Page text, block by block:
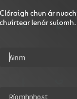
daoine óga a
Cláraigh chun ár
chuirtear lenár suíomh.